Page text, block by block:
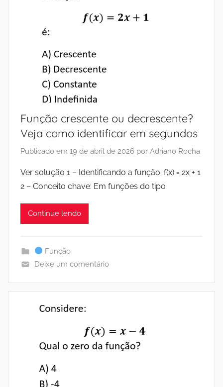
Função crescente ou decrescente?
Veja como identificar em segundos
Publicado em 19 de abril de 2026 por Adriano Rocha
Ver solução 1 – Identificando a função: f(x) = 2x + 1
2 – Conceito chave: Em funções do tipo
Continue lendo
Função
Deixe um comentário